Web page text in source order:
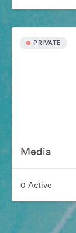
PRIVATE
Media
0 Active